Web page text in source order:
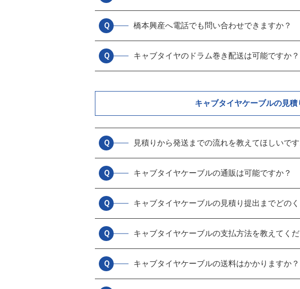
Ｑ 橋本興産へ電話でも問い合わせできますか？
Ｑ キャブタイヤのドラム巻き配送は可能ですか？
キャブタイヤケーブルの見
Ｑ 見積りから発送までの流れを教えてほしいです
Ｑ キャブタイヤケーブルの通販は可能ですか？
Ｑ キャブタイヤケーブルの見積り提出までどのく
Ｑ キャブタイヤケーブルの支払方法を教えてくだ
Ｑ キャブタイヤケーブルの送料はかかりますか？